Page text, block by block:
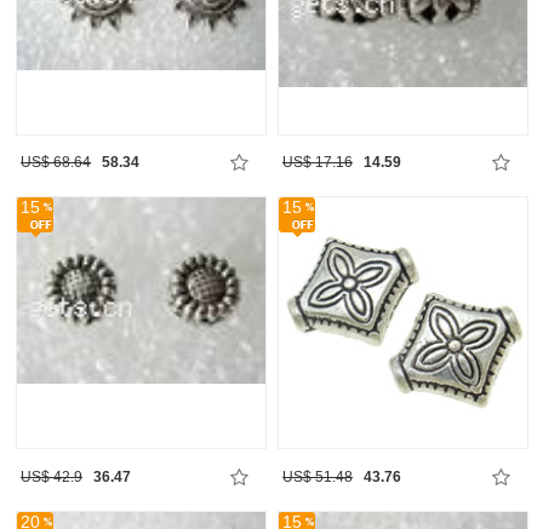
US$ 68.64 58.34 US$ 17.16 14.59
15
US$ 42.9 36.47
15
US$ 51.48 43.76
20 15